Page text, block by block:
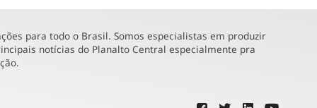
para todo o Brasil. Somos especialistas em produzir
notícias do Planalto Central especialmente pra